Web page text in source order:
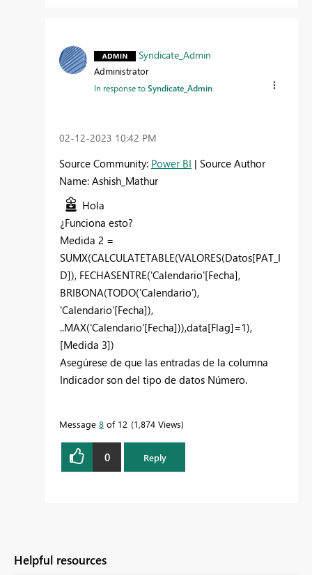
Syndicate_Admin
Administrator
In response toSyndicate_Admin
‎02-12-2023 10:42 PM
Source Community: Power BI | Source Author
Name: Ashish_Mathur
Hola
¿Funciona esto?
Medida 2 =
SUMX(CALCULATETABLE(VALORES(Datos[PAT_I
D]), FECHASENTRE('Calendario'[Fecha],
BRIBONA(TODO('Calendario'),
'Calendario'[Fecha]),
..MAX('Calendario'[Fecha])),data[Flag]=1),
[Medida 3])
Asegúrese de que las entradas de la columna
Indicador son del tipo de datos Número.
Message 8 of 12 1,874 Views
0 Reply
Helpful resources